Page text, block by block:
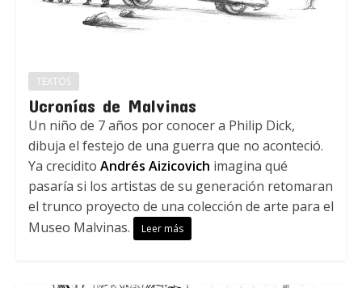
TEXTOS
Ucronías de Malvinas
Un niño de 7 años por conocer a Philip Dick,
dibuja el festejo de una guerra que no aconteció.
Ya crecidito Andrés Aizicovich imagina qué
pasaría si los artistas de su generación retomaran
el trunco proyecto de una colección de arte para el
Museo Malvinas.
Leer más